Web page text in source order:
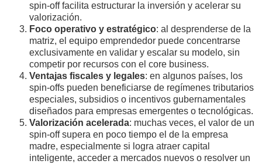
spin-off facilita estructurar la inversión y acelerar su
valorización.
Foco operativo y estratégico: al desprenderse de la
matriz, el equipo emprendedor puede concentrarse
exclusivamente en validar y escalar su modelo, sin
competir por recursos con el core business.
Ventajas fiscales y legales: en algunos países, los
spin-offs pueden beneficiarse de regímenes tributarios
especiales, subsidios o incentivos gubernamentales
diseñados para empresas emergentes o tecnológicas.
Valorización acelerada: muchas veces, el valor de un
spin-off supera en poco tiempo el de la empresa
madre, especialmente si logra atraer capital
inteligente, acceder a mercados nuevos o resolver un